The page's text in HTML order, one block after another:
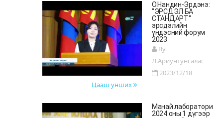
О.Нандин-Эрдэнэ:
"ЭРСДЭЛ БА
СТАНДАРТ"
эрсдэлийн
үндэсний форум
2023
By
Л.Ариунтунгалаг
2023/12/18
Цааш унших
Манай лаборатори
2024 оны 1 дүгээр